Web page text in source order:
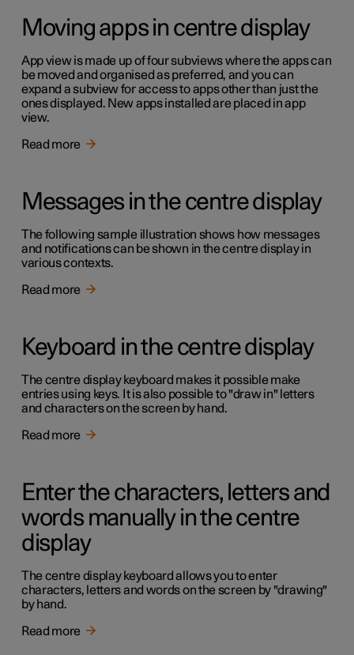
Moving apps in centre display
App view is made up of four subviews where the apps can
be moved and organised as preferred, and you can
expand a subview for access to apps other than just the
ones displayed. New apps installed are placed in app
view.
Read more
Messages in the centre display
The following sample illustration shows how messages
and notifications can be shown in the centre display in
various contexts.
Read more
Keyboard in the centre display
The centre display keyboard makes it possible make
entries using keys. It is also possible to "draw in" letters
and characters on the screen by hand.
Read more
Enter the characters, letters and
words manually in the centre
display
The centre display keyboard allows you to enter
characters, letters and words on the screen by "drawing"
by hand.
Read more